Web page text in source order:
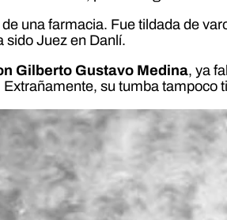
una farmacia. Fue tildada de
sido Juez en Danlí.
Gilberto Gustavo Medina, ya
su tumba tampoco